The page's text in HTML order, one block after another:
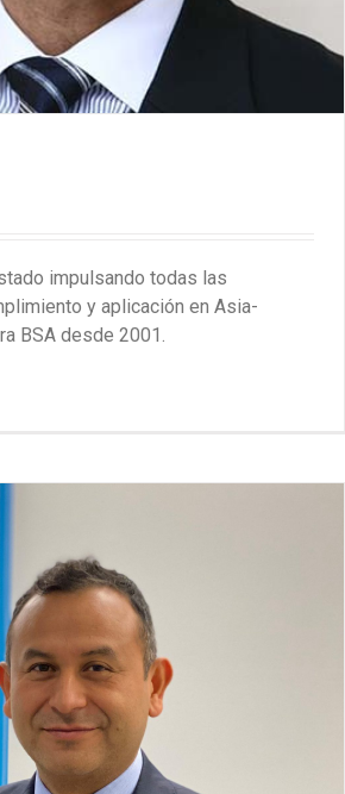
impulsando todas las
y aplicación en Asia-
BSA desde 2001.